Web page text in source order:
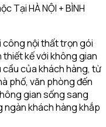
Tại HÀ NỘI + BÌNH
công nội thất trọn gói
kế với không gian
cầu của khách hàng, từ
phố, văn phòng đến
gian sống sang
khách hàng khắp